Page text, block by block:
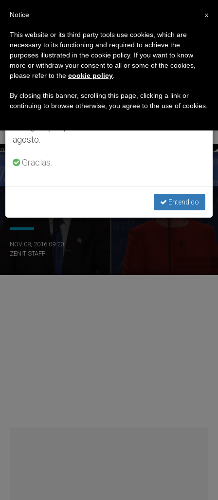
ETIQUETA
Posts Tagged
‘Elecciones En Estados
ÚLTIMAS NOTICIAS
Estados Unidos: Los obispos presentan un documento ante
NOV 08, 2016 09:20
ZENIT STAFF
×
Aviso importante
Del 27 de julio al 7 de agosto haremos la pausa
anual, aprovechando que en el periodo de verano
se generan menos informaciones y también el
agosto.
Gracias.
Entendido
x
Notice
This website or its third party tools use cookies, which are
necessary to its functioning and required to achieve the
purposes illustrated in the cookie policy. If you want to know
more or withdraw your consent to all or some of the cookies,
please refer to the cookie policy
By closing this banner, scrolling this page, clicking a link or
continuing to browse otherwise, you agree to the use of cookies.